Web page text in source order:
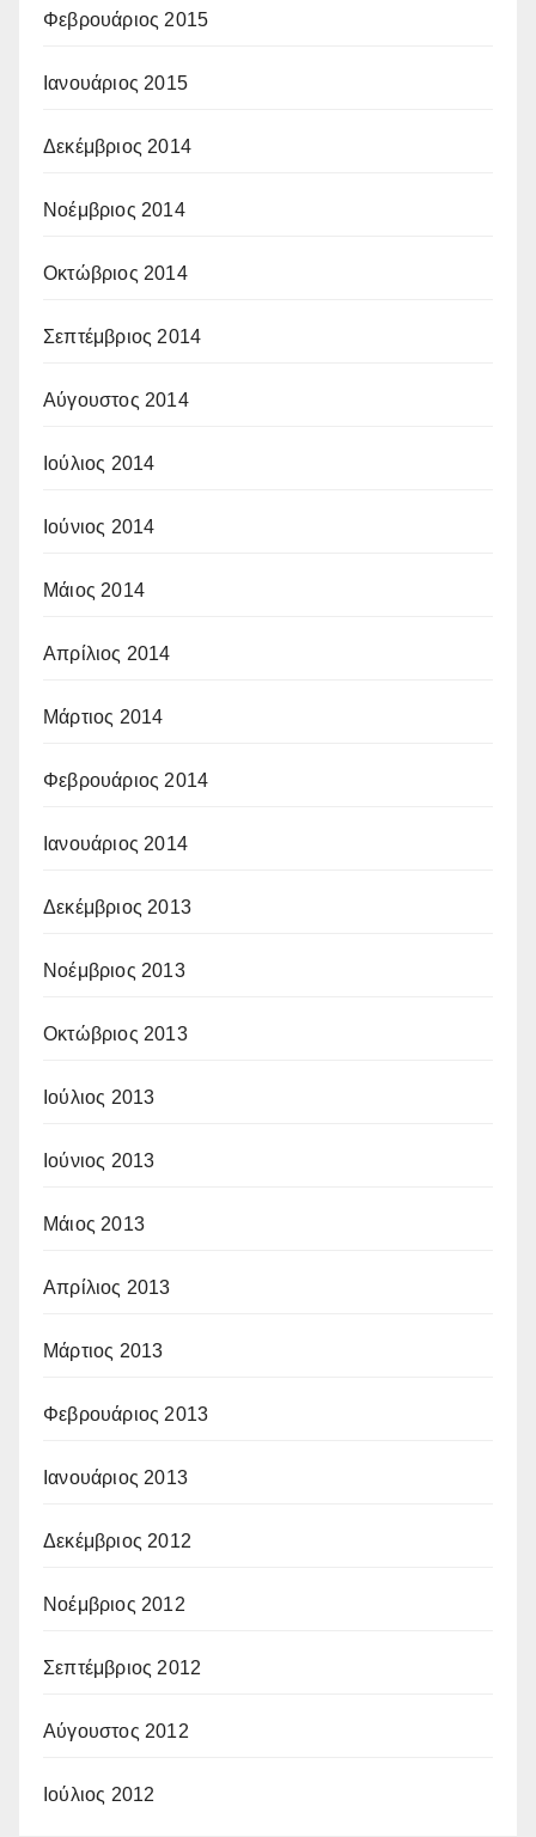
Φεβρουάριος 2015
Ιανουάριος 2015
Δεκέμβριος 2014
Νοέμβριος 2014
Οκτώβριος 2014
Σεπτέμβριος 2014
Αύγουστος 2014
Ιούλιος 2014
Ιούνιος 2014
Μάιος 2014
Απρίλιος 2014
Μάρτιος 2014
Φεβρουάριος 2014
Ιανουάριος 2014
Δεκέμβριος 2013
Νοέμβριος 2013
Οκτώβριος 2013
Ιούλιος 2013
Ιούνιος 2013
Μάιος 2013
Απρίλιος 2013
Μάρτιος 2013
Φεβρουάριος 2013
Ιανουάριος 2013
Δεκέμβριος 2012
Νοέμβριος 2012
Σεπτέμβριος 2012
Αύγουστος 2012
Ιούλιος 2012